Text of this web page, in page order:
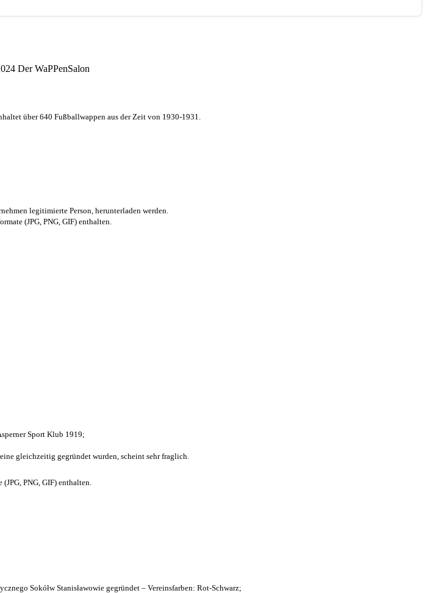
Der WaPPenSalon
über 640 Fußballwappen aus der Zeit von 1930-1931.
legitimierte Person, herunterladen werden.
(JPG, PNG, GIF) enthalten.
Sport Klub 1919;
gleichzeitig gegründet wurden, scheint sehr fraglich.
PNG, GIF) enthalten.
Sokółw Stanisławowie gegründet – Vereinsfarben: Rot-Schwarz;